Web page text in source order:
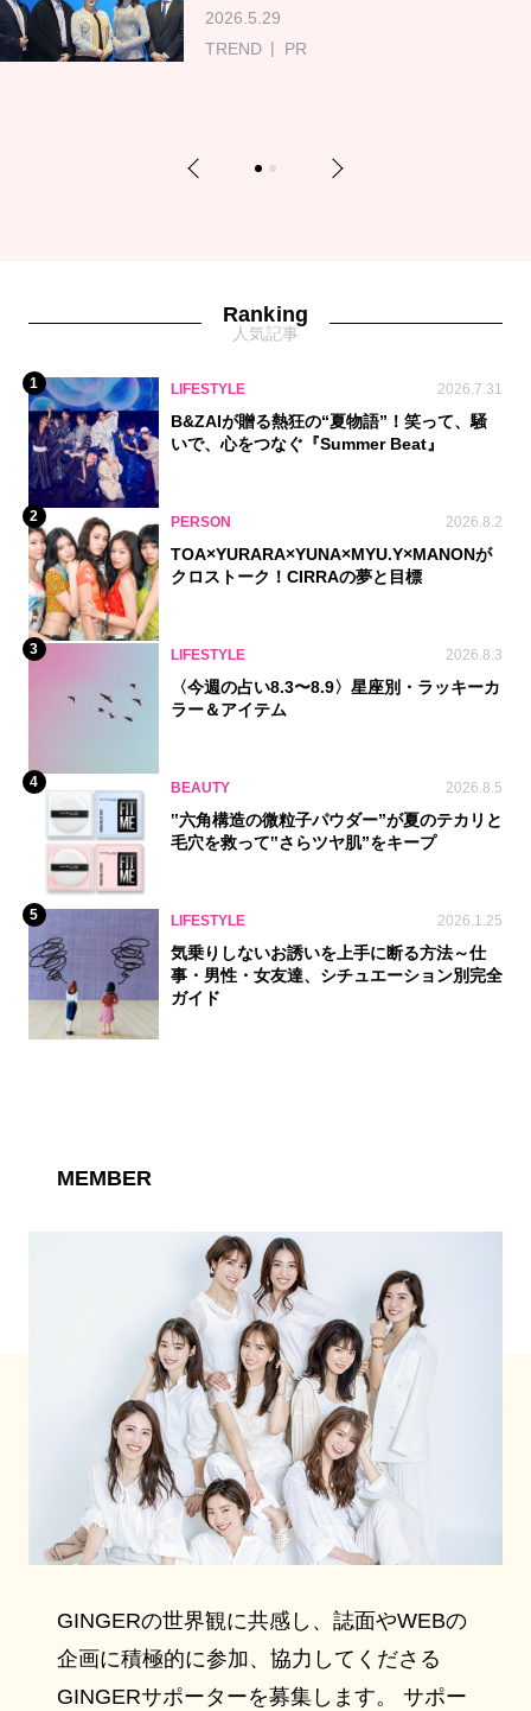
2026.5.29
TREND
PR
Previous 1 2 Next
Ranking
人気記事
1 LIFESTYLE 2026.7.31
B&ZAIが贈る熱狂の“夏物語”！笑って、騒
いで、心をつなぐ『Summer Beat』
2 PERSON 2026.8.2
TOA×YURARA×YUNA×MYU.Y×MANONが
クロストーク！CIRRAの夢と目標
3 LIFESTYLE 2026.8.3
〈今週の占い8.3〜8.9〉星座別・ラッキーカ
ラー＆アイテム
4 BEAUTY 2026.8.5
‟六角構造の微粒子パウダー”が夏のテカリと
毛穴を救って‟さらツヤ肌”をキープ
5 LIFESTYLE 2026.1.25
気乗りしないお誘いを上手に断る方法～仕
事・男性・女友達、シチュエーション別完全
ガイド
MEMBER
GINGERの世界観に共感し、誌面やWEBの
企画に積極的に参加、協力してくださる
GINGERサポーターを募集します。 サポー